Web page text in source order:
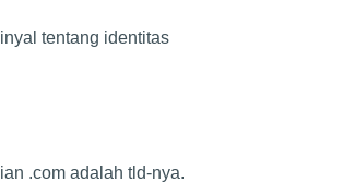
tentang identitas
.com adalah tld-nya.